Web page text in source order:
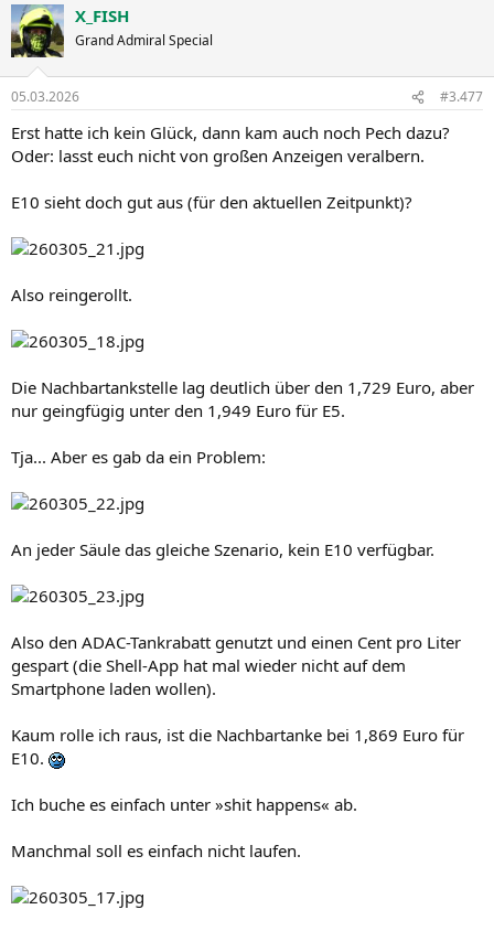
X_FISH
Grand Admiral Special
05.03.2026 #3.477
Erst hatte ich kein Glück, dann kam auch noch Pech dazu?
Oder: lasst euch nicht von großen Anzeigen veralbern.
E10 sieht doch gut aus (für den aktuellen Zeitpunkt)?
Also reingerollt.
Die Nachbartankstelle lag deutlich über den 1,729 Euro, aber
nur geingfügig unter den 1,949 Euro für E5.
Tja... Aber es gab da ein Problem:
An jeder Säule das gleiche Szenario, kein E10 verfügbar.
Also den ADAC-Tankrabatt genutzt und einen Cent pro Liter
gespart (die Shell-App hat mal wieder nicht auf dem
Smartphone laden wollen).
Kaum rolle ich raus, ist die Nachbartanke bei 1,869 Euro für
E10.
Ich buche es einfach unter »shit happens« ab.
Manchmal soll es einfach nicht laufen.